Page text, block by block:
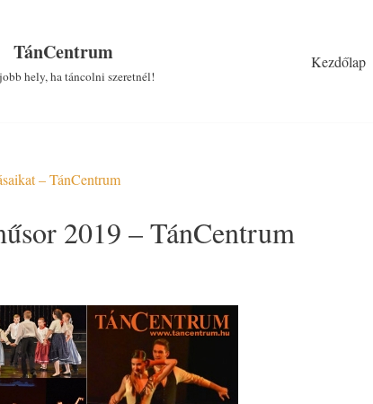
TánCentrum
hely, ha táncolni szeretnél!
Kezdőlap
– TánCentrum
2019 – TánCentrum